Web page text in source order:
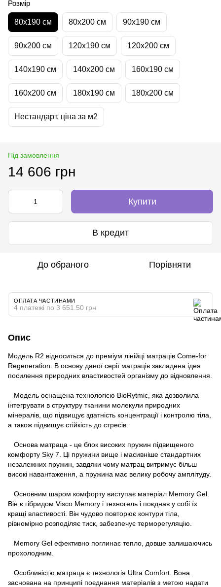
Розмір
80х190 см 80х200 см 90х190 см
90х200 см 120х190 см 120х200 см
140х190 см 140х200 см 160х190 см
160х200 см 180х190 см 180х200 см
Нестандарт, ціна за м2
Під замовлення
14 606 грн
Купити
В кредит
До обраного Порівняти
ОПЛАТА ЧАСТИНАМИ
4 платежі по 3 651.50 грн
Опис
Модель R2 відноситься до преміум лінійці матраців Come-for
Regeneration. В основу даної серії матраців закладена ідея
посилення природних властивостей організму до відновлення.
Модель оснащена технологією BioRytmic, яка дозволила
інтегрувати в структуру тканини молекули природних
мінералів, що підвищує здатність концентрації і контролю тіла,
а також підвищує стійкість до стресів.
Основа матраца - це блок високих пружин підвищеного
комфорту Sky 7. Ці пружини вище і масивніше стандартних
незалежних пружин, завдяки чому матрац витримує більш
високі навантаження, а пружина має велику робочу амплітуду.
Основним шаром комфорту виступає матеріал Memory Gel.
Він є гібридом Visco Memory і техногель і поєднав у собі їх
кращі властивості. Він чудово повторює контури тіла,
рівномірно розподіляє тиск, забезпечує терморегуляцію.
Memory Gel ефективно поглинає тепло, довше залишаючись
прохолодним.
Особливістю матраца є технологія Ultra Comfort. Вона
заснована на принципі поєднання матеріалів з метою надати